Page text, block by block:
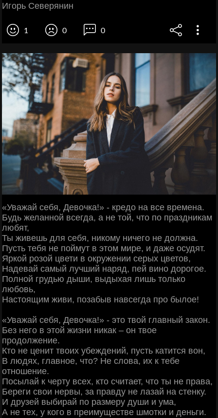
Игорь Северянин
1 0 0
«Уважай себя, Девочка!» - кредо на все времена.
Будь желанной всегда, а не той, что по праздникам
любят,
Ты живешь для себя, никому ничего не должна.
Пусть тебя не поймут в этом мире, и даже осудят.
Яркой розой цвети в окружении серых цветов,
Надевай самый лучший наряд, пей вино дорогое.
Полной грудью дыши, выдыхая лишь только
любовь,
Настоящим живи, позабыв навсегда про былое!
«Уважай себя, Девочка!» - это твой главный закон.
Без него в этой жизни никак – он твое
продолжение.
Кто не ценит твоих убеждений, пусть катится вон,
В людях, главное, что? Не слова, их к тебе
отношение.
Посылай к черту всех, кто считает, что ты не права,
Береги свои нервы, за правду не лазай на стенку.
И друзей выбирай по размеру души и ума,
А не тех, у кого в преимуществе шмотки и деньги.